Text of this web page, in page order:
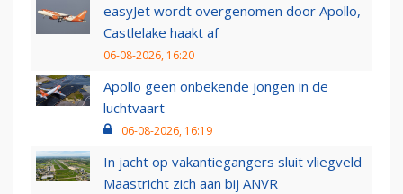
easyJet wordt overgenomen door Apollo,
Castlelake haakt af
06-08-2026, 16:20
Apollo geen onbekende jongen in de
luchtvaart
06-08-2026, 16:19
In jacht op vakantiegangers sluit vliegveld
Maastricht zich aan bij ANVR